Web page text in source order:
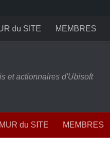
du SITE MEMBRES
et actionnaires d'Ubisoft
MUR du SITE MEMBRES